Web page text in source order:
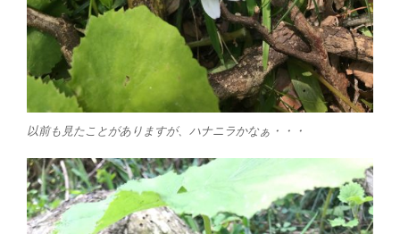
以前も見たことがありますが、ハナニラかなぁ・・・